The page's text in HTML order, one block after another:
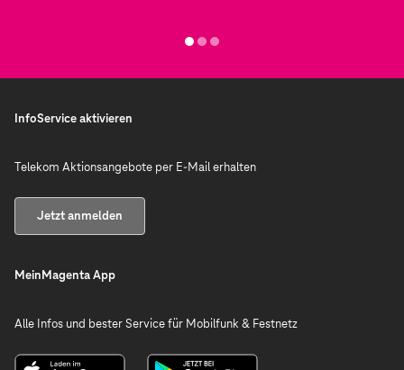
InfoService aktivieren
Telekom Aktionsangebote per E-Mail erhalten
Jetzt anmelden
MeinMagenta App
Alle Infos und bester Service für Mobilfunk & Festnetz